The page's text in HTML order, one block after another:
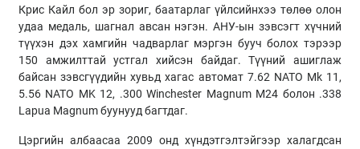
Крис Кайл бол эр зориг, баатарлаг үйлсийнхээ төлөө олон
удаа медаль, шагнал авсан нэгэн. АНУ-ын зэвсэгт хүчний
түүхэн дэх хамгийн чадварлаг мэргэн бууч болох тэрээр
150 амжилттай устгал хийсэн байдаг. Түүний ашиглаж
байсан зэвсгүүдийн хувьд хагас автомат 7.62 NATO Mk 11,
5.56 NATO MK 12, .300 Winchester Magnum M24 болон .338
Lapua Magnum буунууд багтдаг.
Цэргийн албаасаа 2009 онд хүндэтгэлтэйгээр халагдсан